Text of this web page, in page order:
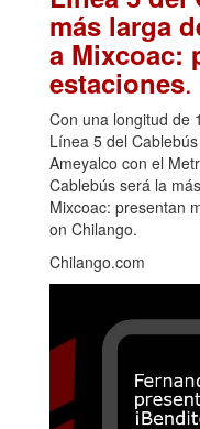
más larga
a Mixcoac:
estaciones
Con una longitud de
Línea 5 del
Ameyalco con el
Cablebús será la
Mixcoac: presentan
on Chilango.
Chilango.com